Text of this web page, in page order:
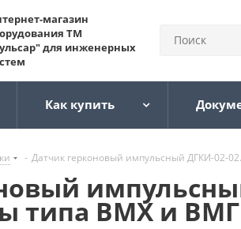
магазин
ТМ
для инженерных
Как купить
- Датчик герконовый импульсный ДГКИ-02-
типа ВМХ и ВМГ